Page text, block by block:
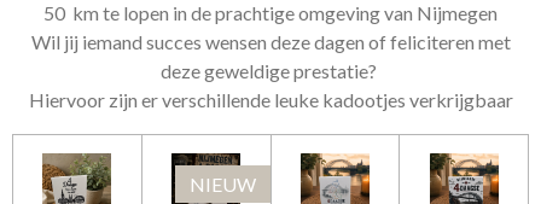
50 km te lopen in de prachtige omgeving van Nijmegen
Wil jij iemand succes wensen deze dagen of feliciteren met
deze geweldige prestatie?
Hiervoor zijn er verschillende leuke kadootjes verkrijgbaar
NIEUW